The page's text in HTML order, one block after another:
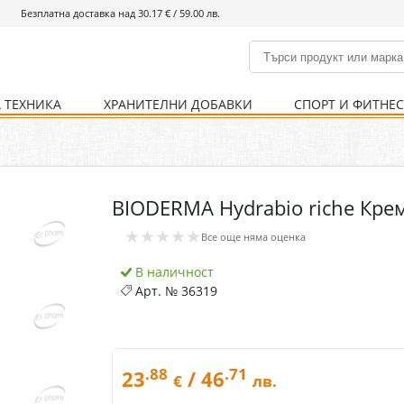
Безплатна доставка над 30.17 € / 59.00 лв.
Кости и стави Нервна система
Храносмилателна
Хомеопатия
ХРАНИТЕЛНИ ДОБАВКИ СПОРТ И ФИТНЕС
BIODERMA Hydrabio riche
★★★★★ Все още няма оценка
В наличност
Арт. №36319
23.88 € / 46.71 лв.